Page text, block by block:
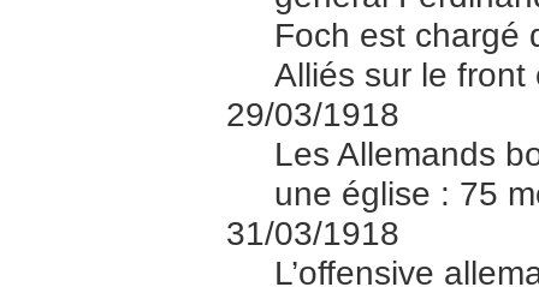
Foch est chargé
Alliés sur le front
29/03/1918
Les Allemands
une église : 75
31/03/1918
L’offensive